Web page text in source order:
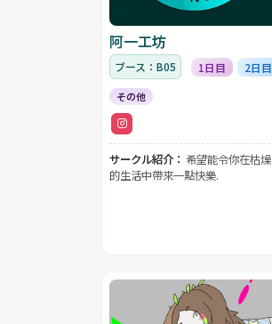
阿一工坊
ブース：B05 1日目 2日目
その他
サークル紹介： 希望能令你在枯燥
的生活中帶來一點快樂.